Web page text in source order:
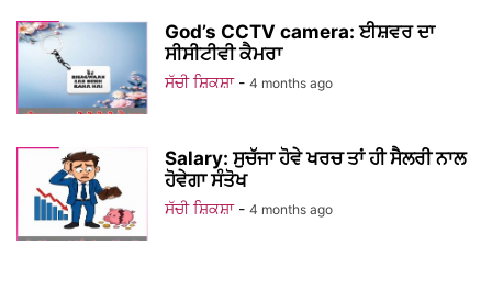
God’s CCTV camera: ਈਸ਼ਵਰ ਦਾ
ਸੀਸੀਟੀਵੀ ਕੈਮਰਾ
ਸੱਚੀ ਸ਼ਿਕਸ਼ਾ - 4 months ago
Salary: ਸੁਚੱਜਾ ਹੋਵੇ ਖਰਚ ਤਾਂ ਹੀ ਸੈਲਰੀ ਨਾਲ
ਹੋਵੇਗਾ ਸੰਤੋਖ
ਸੱਚੀ ਸ਼ਿਕਸ਼ਾ - 4 months ago